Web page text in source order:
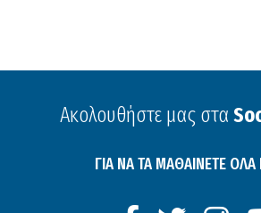
Ακολουθήστε μας στα
ΓΙΑ ΝΑ ΤΑ ΜΑΘΑΙΝΕΤΕ ΟΛΑ